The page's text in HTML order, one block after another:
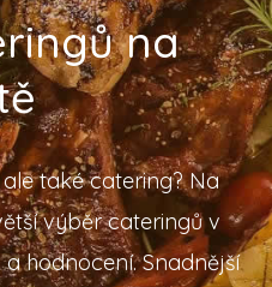
na
také catering? Na
výběr cateringů v
hodnocení. Snadnější